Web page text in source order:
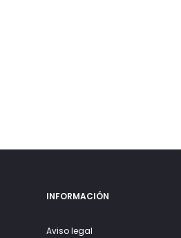
INFORMACIÓN
Aviso legal